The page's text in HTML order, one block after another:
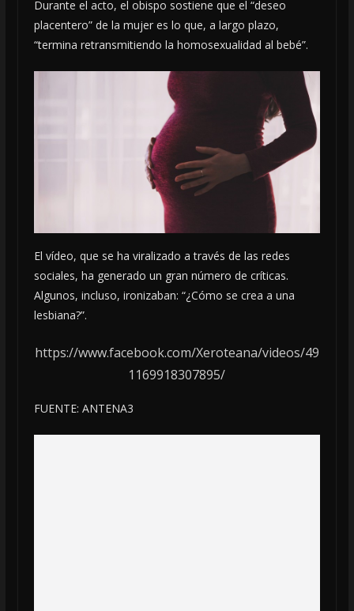
Durante el acto, el obispo sostiene que el “deseo
placentero” de la mujer es lo que, a largo plazo,
“termina retransmitiendo la homosexualidad al bebé”.
El vídeo, que se ha viralizado a través de las redes
sociales, ha generado un gran número de críticas.
Algunos, incluso, ironizaban: “¿Cómo se crea a una
lesbiana?”.
https://www.facebook.com/Xeroteana/videos/49
1169918307895/
FUENTE: ANTENA3